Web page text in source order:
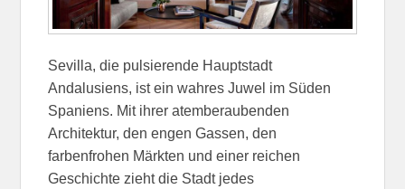
Sevilla, die pulsierende Hauptstadt
Andalusiens, ist ein wahres Juwel im Süden
Spaniens. Mit ihrer atemberaubenden
Architektur, den engen Gassen, den
farbenfrohen Märkten und einer reichen
Geschichte zieht die Stadt jedes